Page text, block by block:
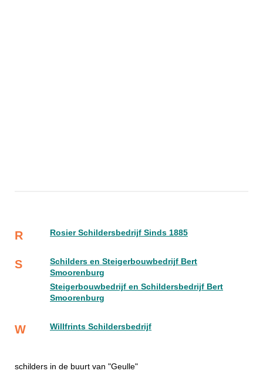
R Rosier Schildersbedrijf Sinds 1885
S
Schilders en Steigerbouwbedrijf Bert
Smoorenburg
Steigerbouwbedrijf en Schildersbedrijf Bert
Smoorenburg
W Willfrints Schildersbedrijf
schilders in de buurt van "Geulle"